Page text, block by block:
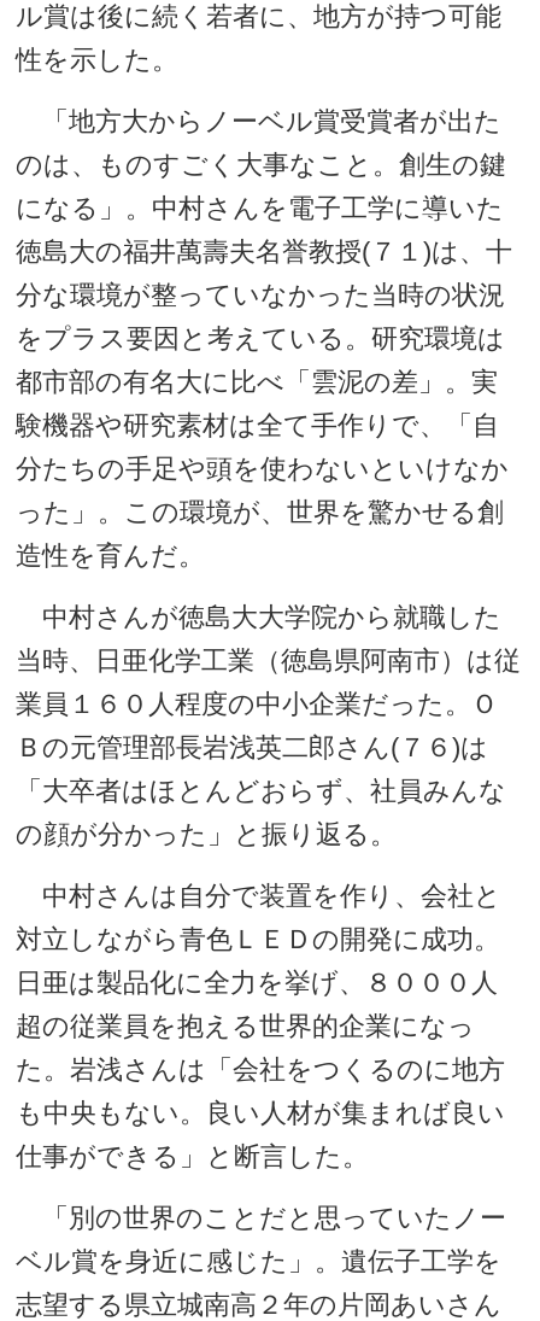
ル賞は後に続く若者に、地方が持つ可能
性を示した。
「地方大からノーベル賞受賞者が出た
のは、ものすごく大事なこと。創生の鍵
になる」。中村さんを電子工学に導いた
徳島大の福井萬壽夫名誉教授(７１)は、十
分な環境が整っていなかった当時の状況
をプラス要因と考えている。研究環境は
都市部の有名大に比べ「雲泥の差」。実
験機器や研究素材は全て手作りで、「自
分たちの手足や頭を使わないといけなか
った」。この環境が、世界を驚かせる創
造性を育んだ。
中村さんが徳島大大学院から就職した
当時、日亜化学工業（徳島県阿南市）は従
業員１６０人程度の中小企業だった。Ｏ
Ｂの元管理部長岩浅英二郎さん(７６)は
「大卒者はほとんどおらず、社員みんな
の顔が分かった」と振り返る。
中村さんは自分で装置を作り、会社と
対立しながら青色ＬＥＤの開発に成功。
日亜は製品化に全力を挙げ、８０００人
超の従業員を抱える世界的企業になっ
た。岩浅さんは「会社をつくるのに地方
も中央もない。良い人材が集まれば良い
仕事ができる」と断言した。
「別の世界のことだと思っていたノー
ベル賞を身近に感じた」。遺伝子工学を
志望する県立城南高２年の片岡あいさん